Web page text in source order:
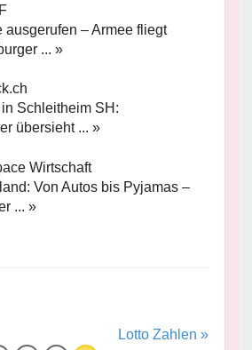
ausgerufen – Armee fliegt
... »
Schleitheim SH:
übersieht ... »
Von Autos bis Pyjamas –
... »
Lotto Zahlen »